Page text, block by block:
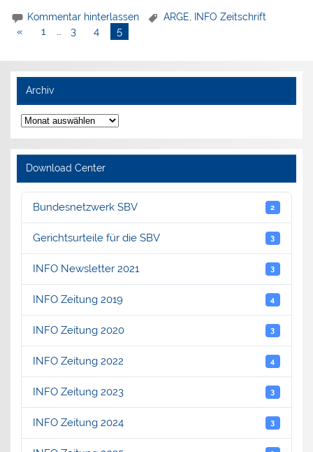
Kommentar hinterlassen ARGE INFO Zeitschrift
« 1 … 3 4 5
Archiv
Archiv
Download Center
Bundesnetzwerk SBV 2
Gerichtsurteile für die SBV 3
INFO Newsletter 2021 3
INFO Zeitung 2019 4
INFO Zeitung 2020 3
INFO Zeitung 2022 4
INFO Zeitung 2023 3
INFO Zeitung 2024 3